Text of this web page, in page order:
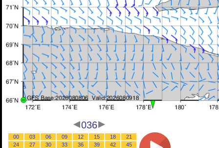
036
00 03 06 09 12 15 18
21
24
27 30 33 36 39 42
45